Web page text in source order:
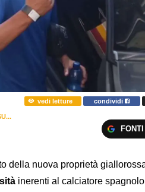
vedi letture condividi
della nuova proprietà
inerenti al calciatore